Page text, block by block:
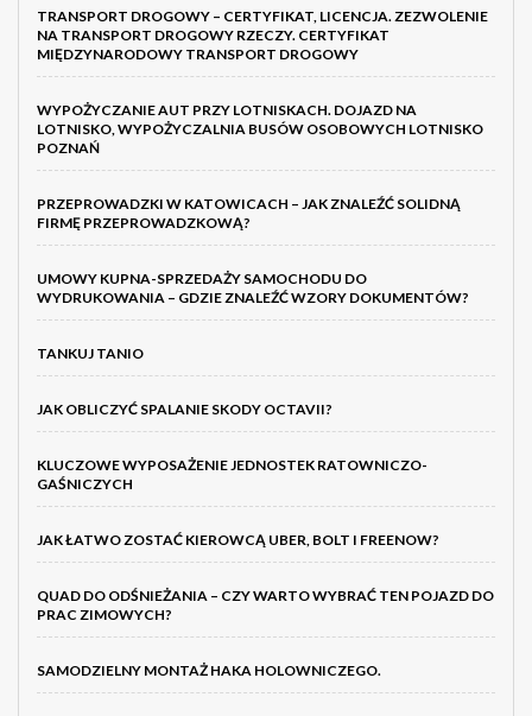
TRANSPORT DROGOWY – CERTYFIKAT, LICENCJA. ZEZWOLENIE
NA TRANSPORT DROGOWY RZECZY. CERTYFIKAT
MIĘDZYNARODOWY TRANSPORT DROGOWY
WYPOŻYCZANIE AUT PRZY LOTNISKACH. DOJAZD NA
LOTNISKO, WYPOŻYCZALNIA BUSÓW OSOBOWYCH LOTNISKO
POZNAŃ
PRZEPROWADZKI W KATOWICACH – JAK ZNALEŹĆ SOLIDNĄ
FIRMĘ PRZEPROWADZKOWĄ?
UMOWY KUPNA-SPRZEDAŻY SAMOCHODU DO
WYDRUKOWANIA – GDZIE ZNALEŹĆ WZORY DOKUMENTÓW?
TANKUJ TANIO
JAK OBLICZYĆ SPALANIE SKODY OCTAVII?
KLUCZOWE WYPOSAŻENIE JEDNOSTEK RATOWNICZO-
GAŚNICZYCH
JAK ŁATWO ZOSTAĆ KIEROWCĄ UBER, BOLT I FREENOW?
QUAD DO ODŚNIEŻANIA – CZY WARTO WYBRAĆ TEN POJAZD DO
PRAC ZIMOWYCH?
SAMODZIELNY MONTAŻ HAKA HOLOWNICZEGO.